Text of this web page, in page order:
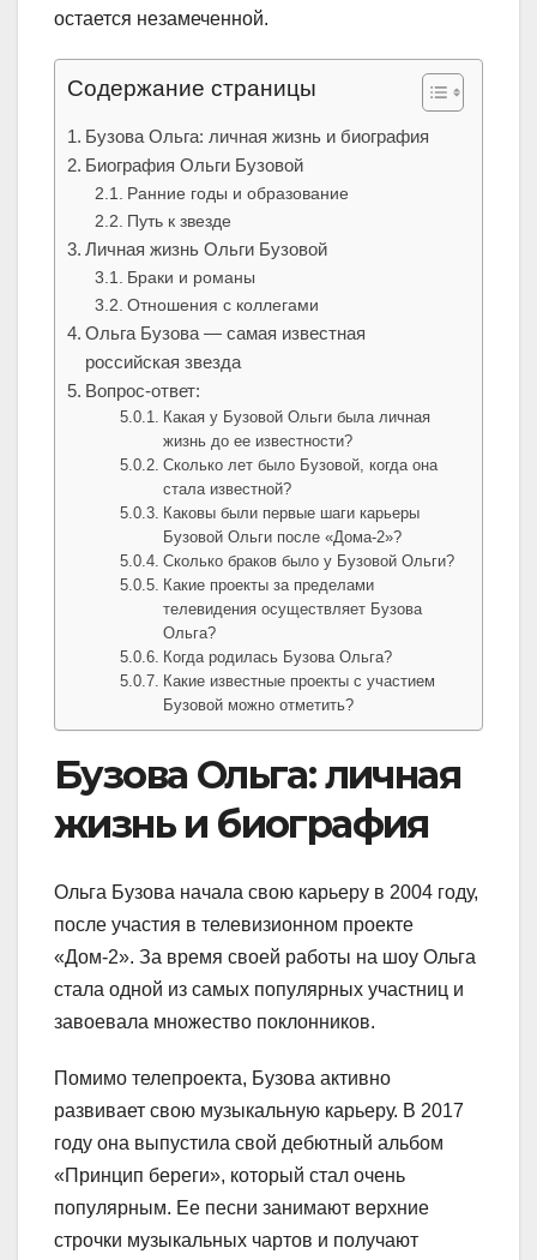
остается незамеченной.
Содержание страницы
Бузова Ольга: личная жизнь и биография
Биография Ольги Бузовой
Ранние годы и образование
Путь к звезде
Личная жизнь Ольги Бузовой
Браки и романы
Отношения с коллегами
Ольга Бузова — самая известная
российская звезда
Вопрос-ответ:
Какая у Бузовой Ольги была личная
жизнь до ее известности?
Сколько лет было Бузовой, когда она
стала известной?
Каковы были первые шаги карьеры
Бузовой Ольги после «Дома-2»?
Сколько браков было у Бузовой Ольги?
Какие проекты за пределами
телевидения осуществляет Бузова
Ольга?
Когда родилась Бузова Ольга?
Какие известные проекты с участием
Бузовой можно отметить?
Бузова Ольга: личная
жизнь и биография
Ольга Бузова начала свою карьеру в 2004 году,
после участия в телевизионном проекте
«Дом-2». За время своей работы на шоу Ольга
стала одной из самых популярных участниц и
завоевала множество поклонников.
Помимо телепроекта, Бузова активно
развивает свою музыкальную карьеру. В 2017
году она выпустила свой дебютный альбом
«Принцип береги», который стал очень
популярным. Ее песни занимают верхние
строчки музыкальных чартов и получают